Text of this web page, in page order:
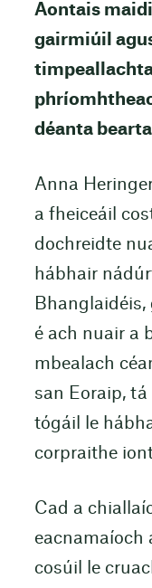
Aontais
gairmiúil
déanta
Anna
a fheiceáil
dochreidte
hábhair
Bhanglaidéis,
é ach nuair a
mbealach
san Eoraip,
tógáil le
corpraithe
Cad a
eacnamaíoch
cosúil le